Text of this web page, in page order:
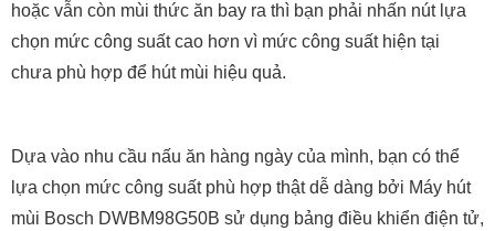
hoặc vẫn còn mùi thức ăn bay ra thì bạn phải nhấn nút lựa
chọn mức công suất cao hơn vì mức công suất hiện tại
chưa phù hợp để hút mùi hiệu quả.
Dựa vào nhu cầu nấu ăn hàng ngày của mình, bạn có thể
lựa chọn mức công suất phù hợp thật dễ dàng bởi Máy hút
mùi Bosch DWBM98G50B sử dụng bảng điều khiển điện tử,